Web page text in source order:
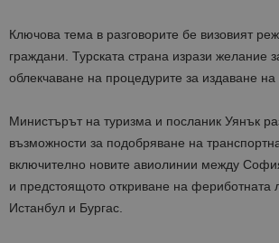
Ключова тема в разговорите бе визовият
граждани. Турската страна изрази желание
облекчаване на процедурите за издаване на
Министърът на туризма и посланик Уянък
възможности за подобряване на
включително новите авиолинии между
и предстоящото откриване на фериботната
Истанбул и Бургас.